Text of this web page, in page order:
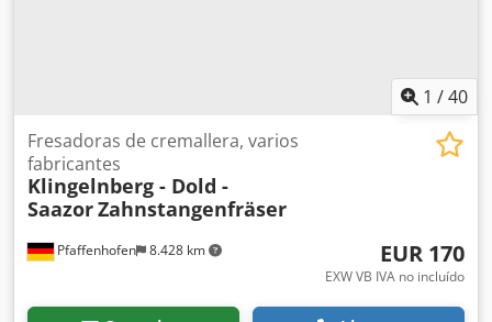
1 /40
Pfaffenhofen 8.428 km
Fresadoras de cremallera, varios
fabricantes
Klingelnberg - Dold -
SaazorZahnstangenfräser
EUR 170
EXW VB IVA no incluído